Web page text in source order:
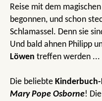
Reise mit dem
begonnen, und schon
Schlamassel. Denn sie
Und bald ahnen Philipp
Löwen treffen werden ...
Die beliebte Kinderbuch-
Mary Pope Osborne!